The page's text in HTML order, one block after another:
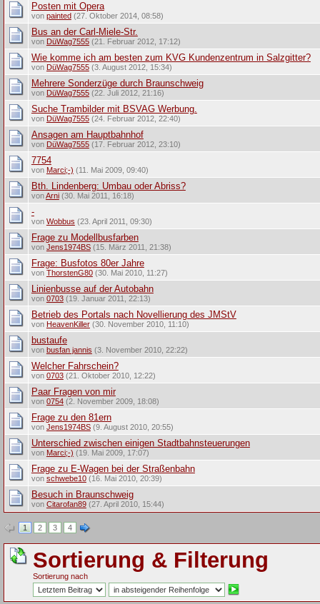
Posten mit Opera
von painted (27. Oktober 2014, 08:58)
Bus an der Carl-Miele-Str.
von DüWag7555(21. Februar 2012, 17:12)
Wie komme ich am besten zum KVG Kundenzentrum in Salzgitter?
von DüWag7555(3. August 2012, 15:34)
Mehrere Sonderzüge durch Braunschweig
von DüWag7555(22. Juli 2012, 21:16)
Suche Trambilder mit BSVAG Werbung.
von DüWag7555(24. Februar 2012, 22:40)
Ansagen am Hauptbahnhof
von DüWag7555(17. Februar 2012, 23:10)
7754
von Marci;-) (11. Mai 2009, 09:40)
Bth. Lindenberg: Umbau oder Abriss?
vonArni(30. Mai 2011, 16:18)
-
von Wobbus (23. April 2011, 09:30)
Frage zu Modellbusfarben
von Jens1974BS(15. März 2011, 21:38)
Frage: Busfotos 80er Jahre
von ThorstenG80(30. Mai 2010, 11:27)
Linienbusse auf der Autobahn
von 0703(19. Januar 2011, 22:13)
Betrieb des Portals nach Novellierung des JMStV
von HeavenKiller(30. November 2010, 11:10)
bustaufe
von busfan jannis (3. November 2010, 22:22)
Welcher Fahrschein?
von 0703(21. Oktober 2010, 12:22)
Paar Fragen von mir
von 0754(2. November 2009, 18:08)
Frage zu den 81ern
von Jens1974BS(9. August 2010, 20:55)
Unterschied zwischen einigen Stadtbahnsteuerungen
von Marci;-) (19. Mai 2009, 17:07)
Frage zu E-Wagen bei der Straßenbahn
von schwebe10(16. Mai 2010, 20:39)
Besuch in Braunschweig
von Citarofan89(27. April 2010, 15:44)
1 2 3 4
Sortierung & Filterung
Sortierung nach